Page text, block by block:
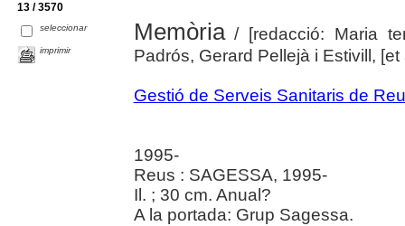
13 / 3570
seleccionar
imprimir
Memòria/ [redacció: Maria
Padrós, Gerard Pellejà i Estivill, [et
Gestió de Serveis Sanitaris de
1995-
Reus : SAGESSA, 1995-
Il. ; 30 cm. Anual?
A la portada: Grup Sagessa.